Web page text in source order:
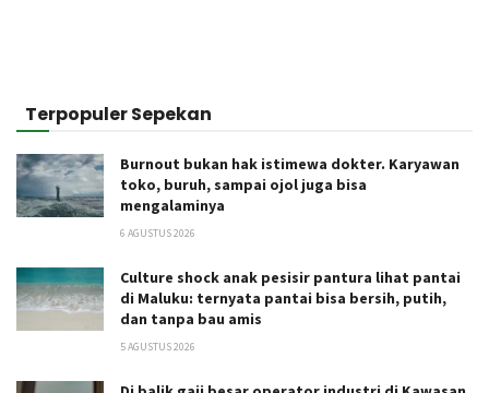
Terpopuler Sepekan
Burnout bukan hak istimewa dokter. Karyawan
toko, buruh, sampai ojol juga bisa
mengalaminya
6 AGUSTUS 2026
Culture shock anak pesisir pantura lihat pantai
di Maluku: ternyata pantai bisa bersih, putih,
dan tanpa bau amis
5 AGUSTUS 2026